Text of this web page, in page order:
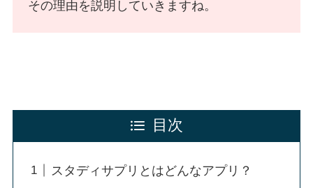
その理由を説明していきますね。
目次
スタディサプリとはどんなアプリ？